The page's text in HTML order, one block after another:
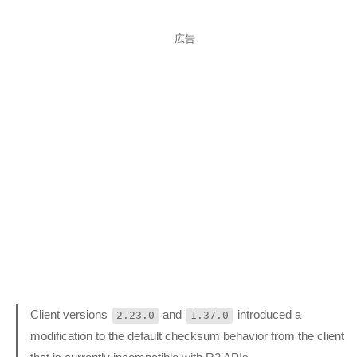
広告
Client versions 2.23.0 and 1.37.0
introduced a
modification to the default checksum behavior from the client